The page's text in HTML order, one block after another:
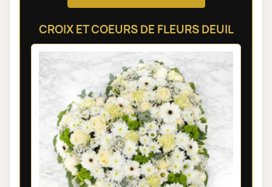
CROIX ET COEURS DE FLEURS DEUIL